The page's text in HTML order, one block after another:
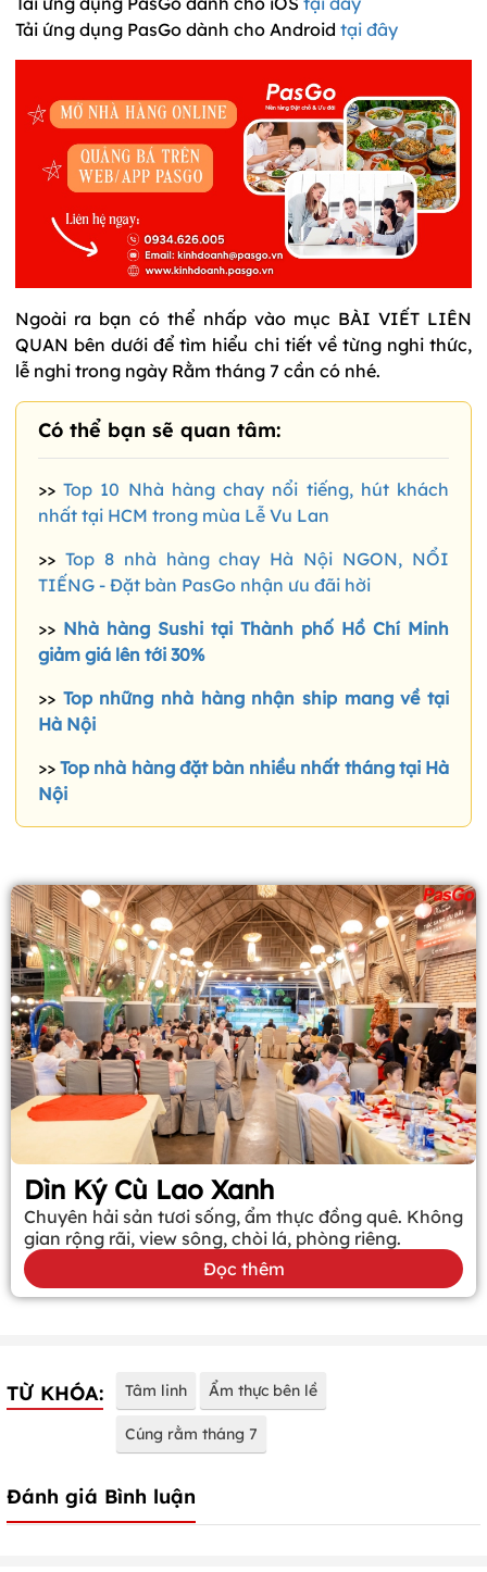
Tải ứng dụng PasGo dành cho Android tại đây
Ngoài ra bạn có thể nhấp vào mục BÀI VIẾT LIÊN
QUAN bên dưới để tìm hiểu chi tiết về từng nghi thức,
lễ nghi trong ngày Rằm tháng 7 cần có nhé.
Có thể bạn sẽ quan tâm:
>>Top 10 Nhà hàng chay nổi tiếng, hút khách
nhất tại HCM trong mùa Lễ Vu Lan
>> Top 8 nhà hàng chay Hà Nội NGON, NỔI
TIẾNG - Đặt bàn PasGo nhận ưu đãi hời
>> Nhà hàng Sushi tại Thành phố Hồ Chí Minh
giảm giá lên tới 30%
>> Top những nhà hàng nhận ship mang về tại
Hà Nội
>>Top nhà hàng đặt bàn nhiều nhất tháng tại Hà
Nội
Dìn Ký Cù Lao Xanh
Chuyên hải sản tươi sống, ẩm thực đồng quê. Không
gian rộng rãi, view sông, chòi lá, phòng riêng.
Đọc thêm
TỪ KHÓA: Tâm linh Ẩm thực bên lề
Cúng rằm tháng 7
Đánh giá Bình luận